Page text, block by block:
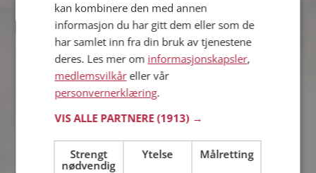
Stian
40 år fra Notodden i Telemark
Søker kvinne 18 - 61 år
Om ett minutt kan du være medlem på
Møteplassen, og se om Stian er
drømmende eller praktisk! Det er
kan kombinere den med annen
informasjon du har gitt dem eller som de
har samlet inn fra din bruk av tjenestene
deres. Les mer om informasjonskapsler,
medlemsvilkåreller vår
personvernerklæring.
VIS ALLE PARTNERE(1913) →
Strengt
nødvendig
Ytelse Målretting